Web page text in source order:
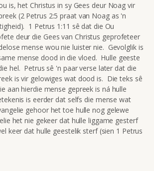
is, het Christus in sy Gees deur Noag vir
(2 Petrus 2:5 praat van Noag as 'n
1 Petrus 1:11 sê dat die Ou
deur die Gees van Christus geprofeteer
mense wou nie luister nie. Gevolglik is
mense dood in die vloed. Hulle geeste
hel. Petrus sê 'n paar verse later dat die
is vir gelowiges wat dood is. Die teks sê
aan hierdie mense gepreek is ná hulle
is eerder dat selfs die mense wat
gehoor het toe hulle nog gelewe
het nie gekeer dat hulle liggame gesterf
keer dat hulle geestelik sterf (sien 1 Petrus